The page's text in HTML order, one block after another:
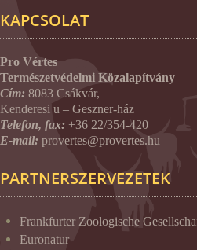
KAPCSOLAT
Pro Vértes
Természetvédelmi Közalapítvány
Cím: 8083 Csákvár,
Kenderesi u – Geszner-ház
Telefon, fax: +36 22/354-420
E-mail: provertes@provertes.hu
PARTNERSZERVEZETEK
Frankfurter Zoologische
Euronatur